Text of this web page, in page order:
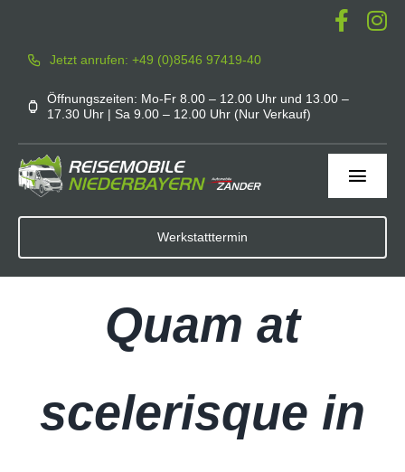
springenJetzt anrufen: +49 (0)8546 97419-40
Öffnungszeiten: Mo-Fr 8.00 – 12.00 Uhr und 13.00 –
17.30 Uhr | Sa 9.00 – 12.00 Uhr (Nur Verkauf)
Werkstatt
Zubehör
Werkstatttermin
Quam at
scelerisque in